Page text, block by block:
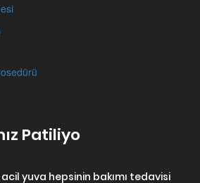
Patiliyo
acil yuva hepsinin bakımı tedavisi